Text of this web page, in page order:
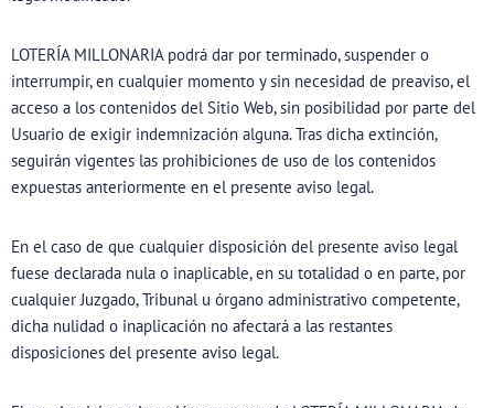
LOTERÍA MILLONARIA podrá dar por terminado, suspender o
interrumpir, en cualquier momento y sin necesidad de preaviso, el
acceso a los contenidos del Sitio Web, sin posibilidad por parte del
Usuario de exigir indemnización alguna. Tras dicha extinción,
seguirán vigentes las prohibiciones de uso de los contenidos
expuestas anteriormente en el presente aviso legal.
En el caso de que cualquier disposición del presente aviso legal
fuese declarada nula o inaplicable, en su totalidad o en parte, por
cualquier Juzgado, Tribunal u órgano administrativo competente,
dicha nulidad o inaplicación no afectará a las restantes
disposiciones del presente aviso legal.